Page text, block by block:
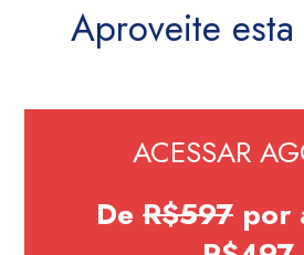
Aproveite
ACESSAR
De R$597 por